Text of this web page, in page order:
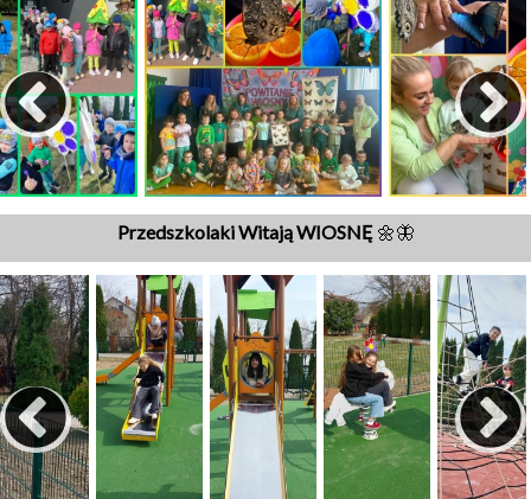
Przedszkolaki Witają WIOSNĘ 🌼🦋